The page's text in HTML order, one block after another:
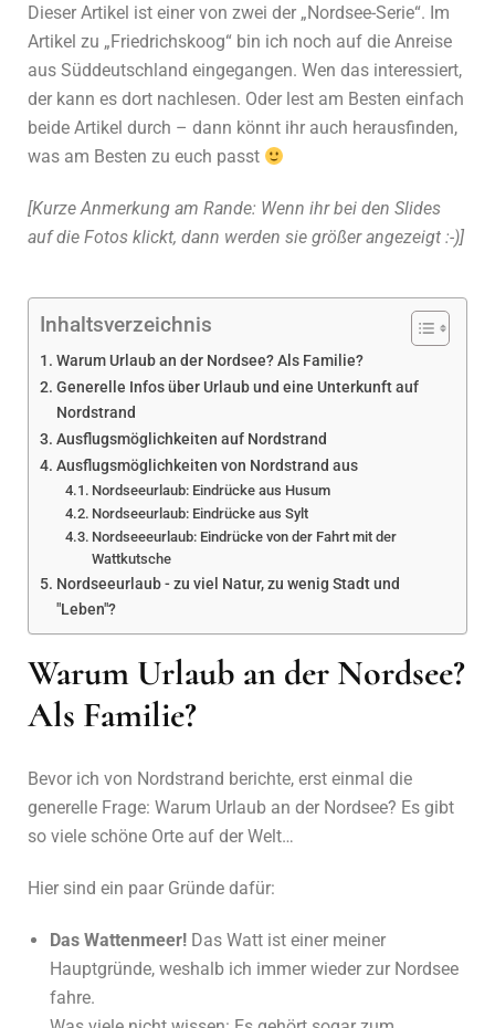
Dieser Artikel ist einer von zwei der „Nordsee-Serie“. Im
Artikel zu „Friedrichskoog“ bin ich noch auf die Anreise
aus Süddeutschland eingegangen. Wen das interessiert,
der kann es dort nachlesen. Oder lest am Besten einfach
beide Artikel durch – dann könnt ihr auch herausfinden,
was am Besten zu euch passt
[Kurze Anmerkung am Rande: Wenn ihr bei den Slides
auf die Fotos klickt, dann werden sie größer angezeigt :-)]
Inhaltsverzeichnis
Warum Urlaub an der Nordsee? Als Familie?
Generelle Infos über Urlaub und eine Unterkunft auf
Nordstrand
Ausflugsmöglichkeiten auf Nordstrand
Ausflugsmöglichkeiten von Nordstrand aus
Nordseeurlaub: Eindrücke aus Husum
Nordseeurlaub: Eindrücke aus Sylt
Nordseeeurlaub: Eindrücke von der Fahrt mit der
Wattkutsche
Nordseeurlaub - zu viel Natur, zu wenig Stadt und
"Leben"?
Warum Urlaub an der Nordsee?
Als Familie?
Bevor ich von Nordstrand berichte, erst einmal die
generelle Frage: Warum Urlaub an der Nordsee? Es gibt
so viele schöne Orte auf der Welt…
Hier sind ein paar Gründe dafür:
Das Wattenmeer! Das Watt ist einer meiner
Hauptgründe, weshalb ich immer wieder zur Nordsee
fahre.